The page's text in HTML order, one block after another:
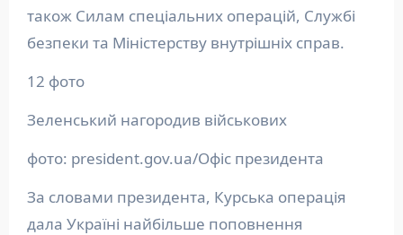
також Силам спеціальних операцій, Службі
безпеки та Міністерству внутрішніх справ.
12 фото
Зеленський нагородив військових
фото: president.gov.ua/Офіс президента
За словами президента, Курська операція
дала Україні найбільше поповнення